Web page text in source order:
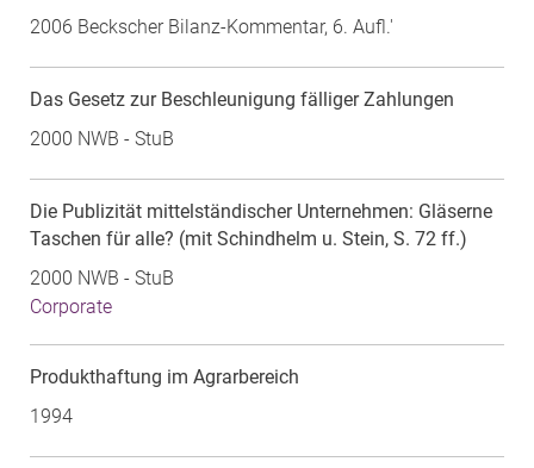
2006 Beckscher Bilanz-Kommentar, 6. Aufl.'
Das Gesetz zur Beschleunigung fälliger Zahlungen
2000 NWB - StuB
Die Publizität mittelständischer Unternehmen: Gläserne
Taschen für alle? (mit Schindhelm u. Stein, S. 72 ff.)
2000 NWB - StuB
Corporate
Produkthaftung im Agrarbereich
1994